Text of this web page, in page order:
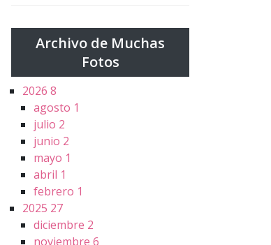
Archivo de Muchas
Fotos
2026 8
agosto 1
julio 2
junio 2
mayo 1
abril 1
febrero 1
2025 27
diciembre 2
noviembre 6